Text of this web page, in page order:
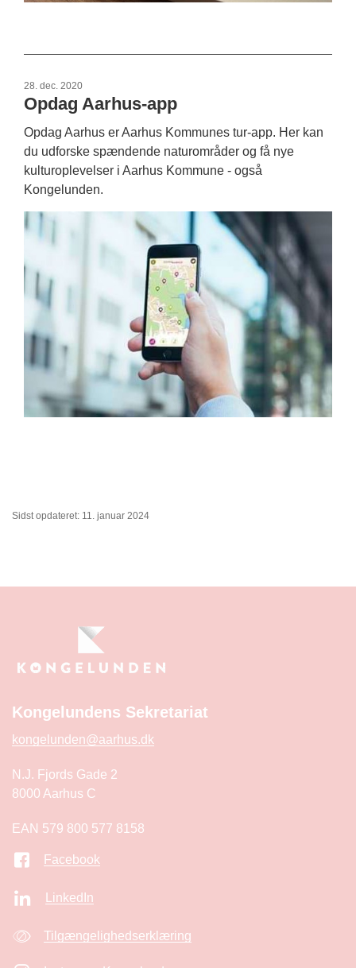
28. dec. 2020
Opdag Aarhus-app
Opdag Aarhus er Aarhus Kommunes tur-app. Her kan
du udforske spændende naturområder og få nye
kulturoplevelser i Aarhus Kommune - også
Kongelunden.
Sidst opdateret: 11. januar 2024
Kongelundens Sekretariat
kongelunden@aarhus.dk
N.J. Fjords Gade 2
8000 Aarhus C
EAN 579 800 577 8158
Facebook
LinkedIn
Tilgængelighedserklæring